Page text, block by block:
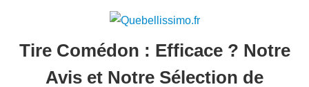
Tire Comédon : Efficace ? Notre
Avis et Notre Sélection de